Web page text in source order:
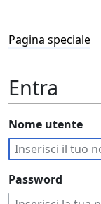
Pagina speciale
Entra
Nome utente
Password